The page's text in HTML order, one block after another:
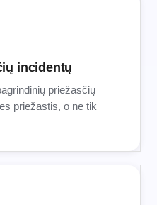
incidentų
priežasčių
priežastis, o ne tik